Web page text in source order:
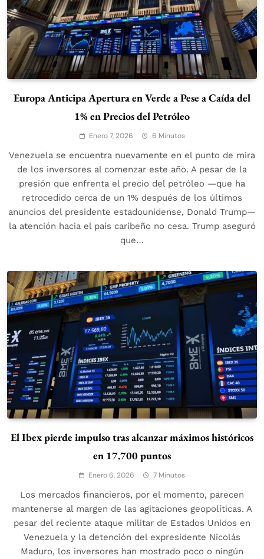
Europa Anticipa Apertura en Verde a Pese a Caída del
1% en Precios del Petróleo
Enero 7, 2026 6 Minutos
Venezuela se encuentra nuevamente en el punto de mira
de los inversores al comenzar este año. A pesar de la
presión que enfrenta el precio del petróleo —que ha
retrocedido cerca de un 1% después de los últimos
anuncios del presidente estadounidense, Donald Trump—
la atención hacia el país caribeño no cesa. Trump aseguró
que…
El Ibex pierde impulso tras alcanzar máximos históricos
en 17.700 puntos
Enero 6, 2026 7 Minutos
Los mercados financieros, por el momento, parecen
mantenerse al margen de las agitaciones geopolíticas. A
pesar del reciente ataque militar de Estados Unidos en
Venezuela y la detención del expresidente Nicolás
Maduro, los inversores han mostrado poco o ningún